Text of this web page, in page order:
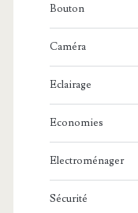
Bouton
Caméra
Eclairage
Economies
Electroménager
Sécurité